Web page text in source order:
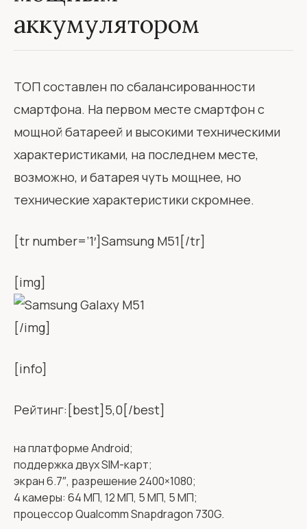
аккумулятором
ТОП составлен по сбалансированности
смартфона. На первом месте смартфон с
мощной батареей и высокими техническими
характеристиками, на последнем месте,
возможно, и батарея чуть мощнее, но
технические характеристики скромнее.
[tr number=’1′]Samsung M51[/tr]
[img]
[/img]
[info]
Рейтинг:[best]5,0[/best]
на платформе Android;
поддержка двух SIM-карт;
экран 6.7″, разрешение 2400×1080;
4 камеры: 64 МП, 12 МП, 5 МП, 5 МП;
процессор Qualcomm Snapdragon 730G.